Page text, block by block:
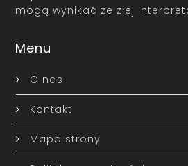
mogą wynikać ze złej
Menu
O nas
Kontakt
Mapa strony